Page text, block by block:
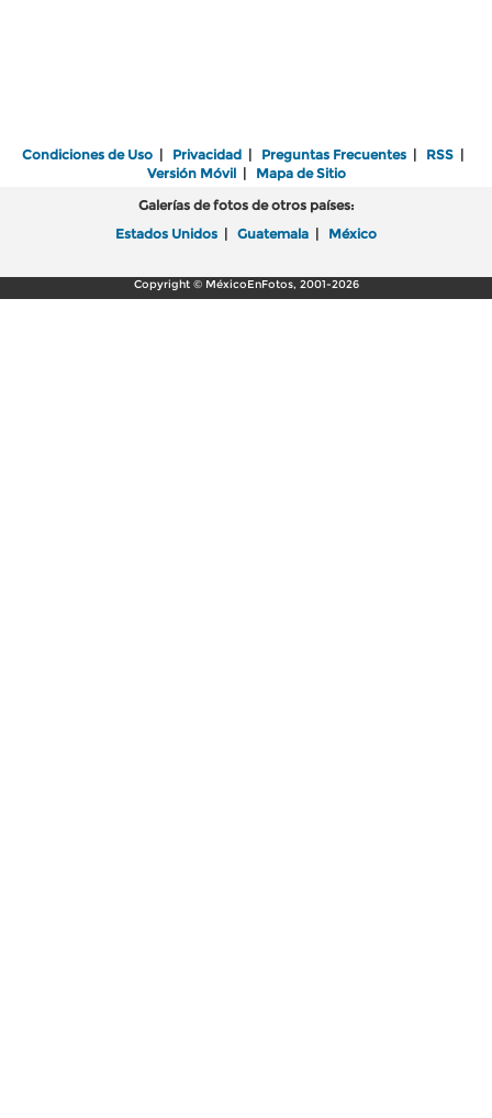
Condiciones de Uso | Privacidad | Preguntas Frecuentes | RSS |
Versión Móvil| Mapa de Sitio
Galerías de fotos de otros países:
Estados Unidos | Guatemala | México
Copyright © MéxicoEnFotos, 2001-2026